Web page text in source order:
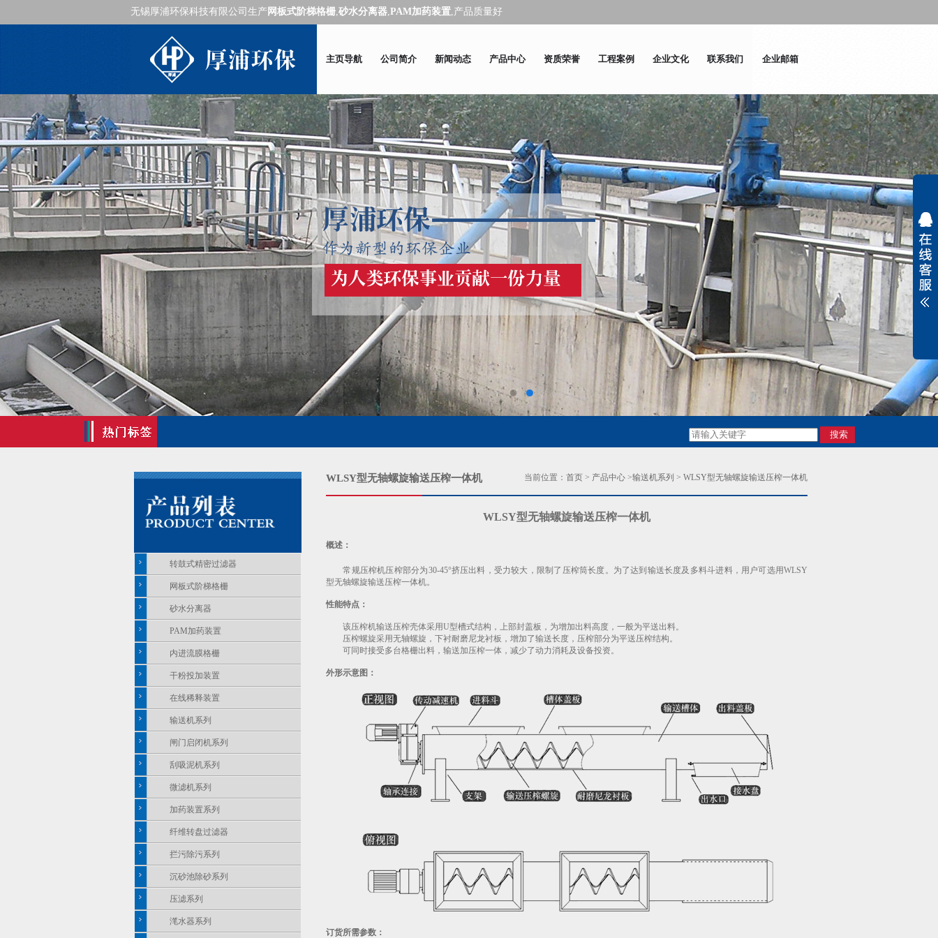
无锡厚浦环保科技有限公司生产 网板式阶梯格栅,砂水分离器,PAM加药装置,产品质量好
主页导航 公司简介 新闻动态 产品中心 资质荣誉 工程案例 企业文化 联系我们 企业邮箱
转鼓式精密过滤器
网板式阶梯格栅
砂水分离器
PAM加药装置
内进流膜格栅
干粉投加装置
在线稀释装置
输送机系列
闸门启闭机系列
刮吸泥机系列
微滤机系列
加药装置系列
纤维转盘过滤器
拦污除污系列
沉砂池除砂系列
压滤系列
滗水器系列
WLSY型无轴螺旋输送压榨一体机 当前位置： 首页 > 产品中心 >输送机系列 > WLSY型无轴螺旋输送压榨一体机
WLSY型无轴螺旋输送压榨一体机
概述：
常规压榨机压榨部分为30-45°挤压出料，受力较大，限制了压榨筒长度。为了达到输送长度及多料斗进料，用户可选用WLSY
型无轴螺旋输送压榨一体机。
性能特点：
该压榨机输送压榨壳体采用U型槽式结构，上部封盖板，为增加出料高度，一般为平送出料。
压榨螺旋采用无轴螺旋，下衬耐磨尼龙衬板，增加了输送长度，压榨部分为平送压榨结构。
可同时接受多台格栅出料，输送加压榨一体，减少了动力消耗及设备投资。
外形示意图：
订货所需参数：